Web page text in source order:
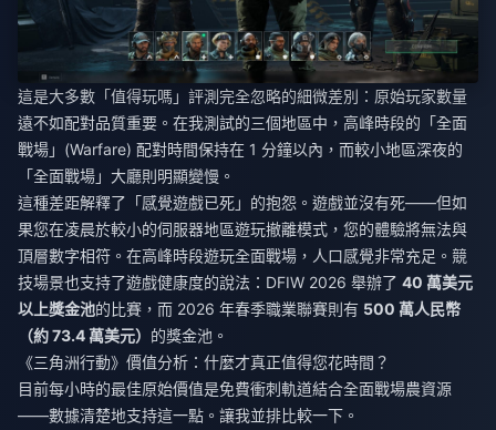
這是大多數「值得玩嗎」評測完全忽略的細微差別：原始玩家數量
遠不如配對品質重要。在我測試的三個地區中，高峰時段的「全面
戰場」(Warfare) 配對時間保持在 1 分鐘以內，而較小地區深夜的
「全面戰場」大廳則明顯變慢。
這種差距解釋了「感覺遊戲已死」的抱怨。遊戲並沒有死——但如
果您在凌晨於較小的伺服器地區遊玩撤離模式，您的體驗將無法與
頂層數字相符。在高峰時段遊玩全面戰場，人口感覺非常充足。競
技場景也支持了遊戲健康度的說法：DFIW 2026 舉辦了 40 萬美元
以上獎金池的比賽，而 2026 年春季職業聯賽則有 500 萬人民幣
（約 73.4 萬美元） 的獎金池。
《三角洲行動》價值分析：什麼才真正值得您花時間？
目前每小時的最佳原始價值是免費衝刺軌道結合全面戰場農資源
——數據清楚地支持這一點。讓我並排比較一下。